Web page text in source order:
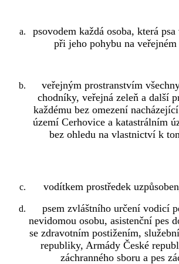
psovodem každá osoba, která
při jeho pohybu na
veřejným prostranstvím
chodníky, veřejná zeleň a další
každému bez omezení
území Cerhovice a katastrálním
bez ohledu na vlastnictví k
vodítkem prostředek
psem zvláštního určení vodicí
nevidomou osobu, asistenční pes
se zdravotním postižením,
republiky, Armády České
záchranného sboru a pes